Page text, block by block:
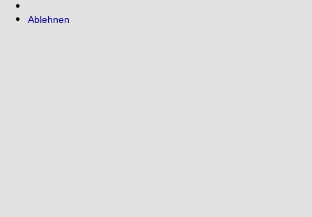
Ablehnen